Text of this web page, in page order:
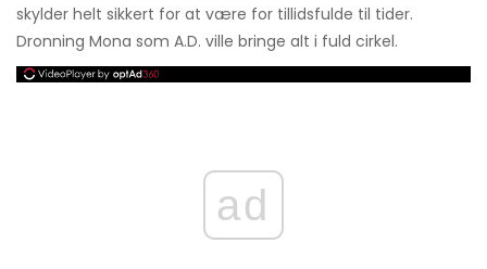
skylder helt sikkert for at være for tillidsfulde til tider.
Dronning Mona som A.D. ville bringe alt i fuld cirkel.
ad